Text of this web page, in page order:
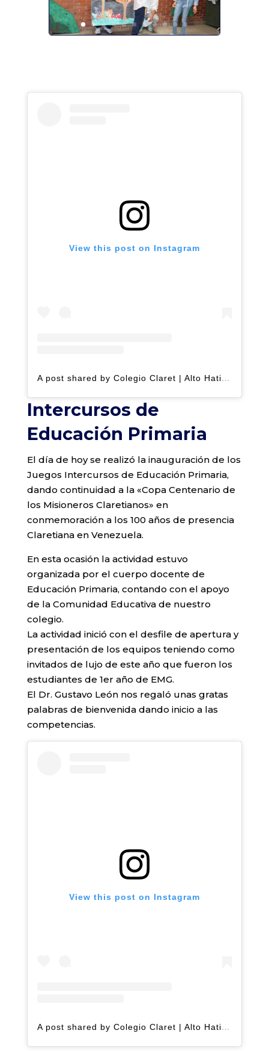
View this post on Instagram
A post shared by Colegio Claret | Alto Hatillo (@clarethatillo)
Intercursos de
Educación Primaria
El día de hoy se realizó la inauguración de los
Juegos Intercursos de Educación Primaria,
dando continuidad a la «Copa Centenario de
los Misioneros Claretianos» en
conmemoración a los 100 años de presencia
Claretiana en Venezuela.
En esta ocasión la actividad estuvo
organizada por el cuerpo docente de
Educación Primaria, contando con el apoyo
de la Comunidad Educativa de nuestro
colegio.
La actividad inició con el desfile de apertura y
presentación de los equipos teniendo como
invitados de lujo de este año que fueron los
estudiantes de 1er año de EMG.
El Dr. Gustavo León nos regaló unas gratas
palabras de bienvenida dando inicio a las
competencias.
View this post on Instagram
A post shared by Colegio Claret | Alto Hatillo (@clarethatillo)